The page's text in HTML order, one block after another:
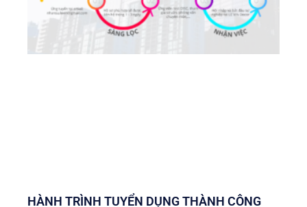
HÀNH TRÌNH TUYỂN DỤNG THÀNH CÔNG